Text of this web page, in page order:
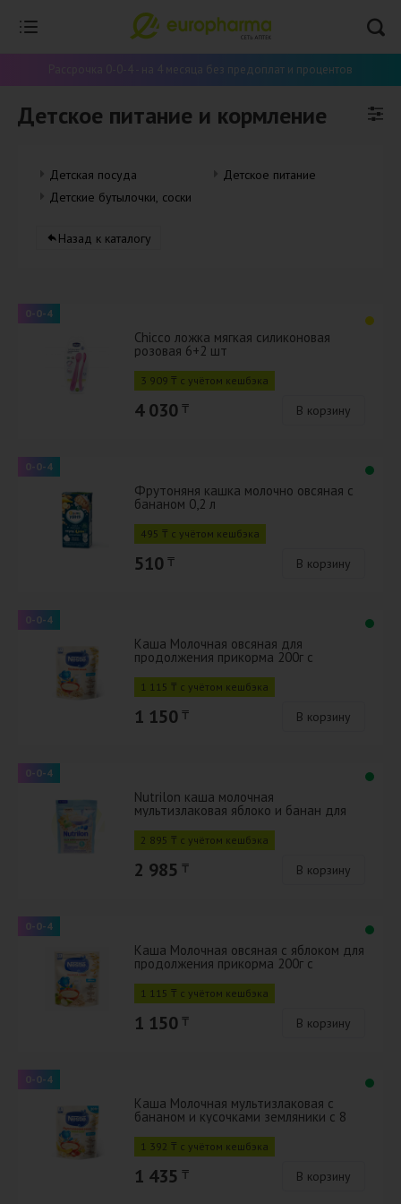
Рассрочка 0-0-4 - на 4 месяца без предоплат и процентов
Детское питание и кормление
Детская посуда
Детские бутылочки, соски, пустышки
Детское питание
Назад к каталогу
0-0-4
Chicco ложка мягкая силиконовая
розовая 6+2 шт
3 909 ₸ с учётом кешбэка
4 030 ₸ В корзину
0-0-4
Фрутоняня кашка молочно овсяная с
бананом 0,2 л
495 ₸ с учётом кешбэка
510 ₸ В корзину
0-0-4
Каша Молочная овсяная для
продолжения прикорма 200г с
1 115 ₸ с учётом кешбэка
1 150 ₸ В корзину
0-0-4
Nutrilon каша молочная
мультизлаковая яблоко и банан для
2 895 ₸ с учётом кешбэка
2 985 ₸ В корзину
0-0-4
Каша Молочная овсяная с яблоком для
продолжения прикорма 200г с
1 115 ₸ с учётом кешбэка
1 150 ₸ В корзину
0-0-4
Каша Молочная мультизлаковая с
бананом и кусочками земляники с 8
1 392 ₸ с учётом кешбэка
1 435 ₸ В корзину